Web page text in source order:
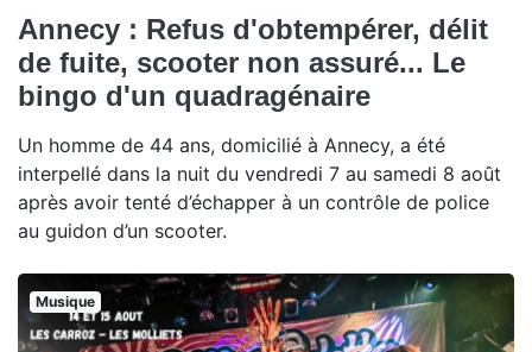
Annecy : Refus d'obtempérer, délit
de fuite, scooter non assuré... Le
bingo d'un quadragénaire
Un homme de 44 ans, domicilié à Annecy, a été
interpellé dans la nuit du vendredi 7 au samedi 8 août
après avoir tenté d’échapper à un contrôle de police
au guidon d’un scooter.
Musique